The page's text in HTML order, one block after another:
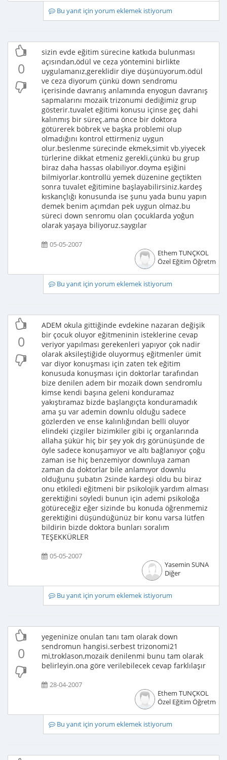
Bu yanıt için yorum eklemek istiyorum
0
sizin evde eğitim sürecine katkıda bulunması
açısından,ödül ve ceza yöntemini birlikte
uygulamanız,gereklidir diye düşünüyorum.ödül
ve ceza diyorum çünkü down sendromu
içerisinde davranış anlamında enyogun davranış
sapmalarını mozaik trizonumi dediğimiz grup
gösterir.tuvalet eğitimi konusu içinse geç dahi
kalınmış bir süreç.ama önce bir doktora
götürerek böbrek ve başka problemi olup
olmadığını kontrol ettirmeniz uygun
olur.beslenme sürecinde ekmek,simit vb.yiyecek
türlerine dikkat etmeniz gerekli,çünkü bu grup
biraz daha hassas olabiliyor.doyma eşiğini
bilmiyorlar.kontrollü yemek düzenine geçtikten
sonra tuvalet eğitimine başlayabilirsiniz.kardeş
kıskançlığı konusunda ise şunu yada bunu yapın
demek benim açımdan pek uygun olmaz.bu
süreci down senromu olan çocuklarda yoğun
olarak yaşaya biliyoruz.saygılar
05-05-2007
Ethem TUNÇKOL
Özel Eğitim Öğretmeni
Bu yanıt için yorum eklemek istiyorum
0
ADEM okula gittiğinde evdekine nazaran değişik
bir çocuk oluyor eğitmeninin isteklerine cevap
veriyor yapılması gerekenleri yapıyor çok nadir
olarak aksileştiğide oluyormuş eğitmenler ümit
var diyor konuşması için zaten tek eğitim
konusuda konuşması için doktorlar tarafından
bize denilen adem bir mozaik down sendromlu
kimse kendi başına geleni konduramaz
yakıştıramaz bizde başlangıçta konduramadık
ama şu var ademin downlu olduğu sadece
gözlerden ve ense kalınlığından belli oluyor
elindeki çizgiler bizimkiler gibi iç organlarında
allaha şükür hiç bir şey yok dış görünüşünde de
öyle sadece konuşamıyor ve altı bağlanıyor çoğu
zaman ise hiç benzemiyor downluya zaman
zaman da doktorlar bile anlamıyor downlu
olduğunu şubatın 2sinde kardeşi oldu bu biraz
onu etkiledi eğitmeni bir psikolojik yardım alması
gerektiğini söyledi bunun için ademi psikoloğa
götüreceğiz eğer sizinde bu konuda öğrenmemiz
gerektiğini düşündüğünüz bir konu varsa lütfen
bildirin bizde doktora bunları soralım
TEŞEKKÜRLER
05-05-2007
Yasemin SUNA
Diğer
Bu yanıt için yorum eklemek istiyorum
0
yegeninize onulan tanı tam olarak down
sendromun hangisi.serbest trizonomi21
mi,troklason,mozaik denilenmi bunu tam olarak
belirleyin.ona göre verilebilecek cevap farklılaşır
28-04-2007
Ethem TUNÇKOL
Özel Eğitim Öğretmeni
Bu yanıt için yorum eklemek istiyorum